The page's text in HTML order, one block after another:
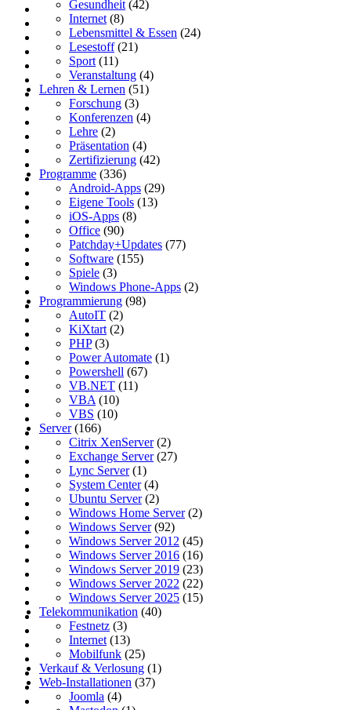
Gesundheit (42)
Internet (8)
Lebensmittel & Essen (24)
Lesestoff(21)
Sport (11)
Veranstaltung (4)
Lehren & Lernen (51)
Forschung (3)
Konferenzen (4)
Lehre (2)
Präsentation (4)
Zertifizierung (42)
Programme (336)
Android-Apps (29)
Eigene Tools (13)
iOS-Apps (8)
Office (90)
Patchday+Updates (77)
Software (155)
Spiele (3)
Windows Phone-Apps (2)
Programmierung (98)
AutoIT (2)
KiXtart (2)
PHP(3)
Power Automate (1)
Powershell (67)
VB.NET (11)
VBA (10)
VBS (10)
Server(166)
Citrix XenServer(2)
Exchange Server(27)
Lync Server(1)
System Center(4)
Ubuntu Server(2)
Windows Home Server(2)
Windows Server(92)
Windows Server 2012 (45)
Windows Server 2016 (16)
Windows Server 2019 (23)
Windows Server 2022 (22)
Windows Server 2025 (15)
Telekommunikation (40)
Festnetz (3)
Internet (13)
Mobilfunk (25)
Verkauf & Verlosung (1)
Web-Installationen (37)
Joomla (4)